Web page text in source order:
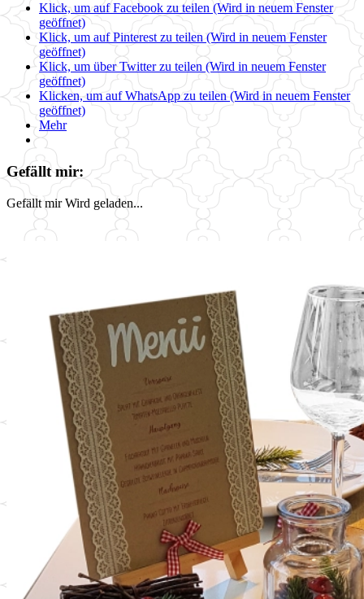
Klick, um auf Facebook zu teilen (Wird in neuem Fenster
geöffnet)
Klick, um auf Pinterest zu teilen (Wird in neuem Fenster
geöffnet)
Klick, um über Twitter zu teilen (Wird in neuem Fenster
geöffnet)
Klicken, um auf WhatsApp zu teilen (Wird in neuem Fenster
geöffnet)
Mehr
Gefällt mir:
Gefällt mir Wird geladen...